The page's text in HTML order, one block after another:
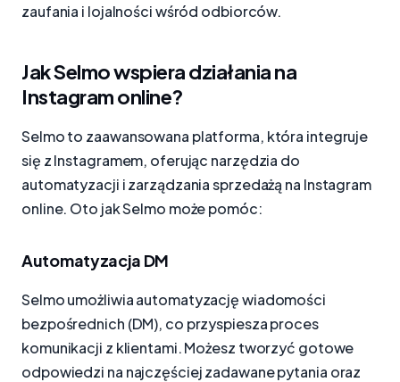
zaufania i lojalności wśród odbiorców.
Jak Selmo wspiera działania na
Instagram online?
Selmo to zaawansowana platforma, która integruje
się z Instagramem, oferując narzędzia do
automatyzacji i zarządzania sprzedażą na Instagram
online. Oto jak Selmo może pomóc:
Automatyzacja DM
Selmo umożliwia automatyzację wiadomości
bezpośrednich (DM), co przyspiesza proces
komunikacji z klientami. Możesz tworzyć gotowe
odpowiedzi na najczęściej zadawane pytania oraz